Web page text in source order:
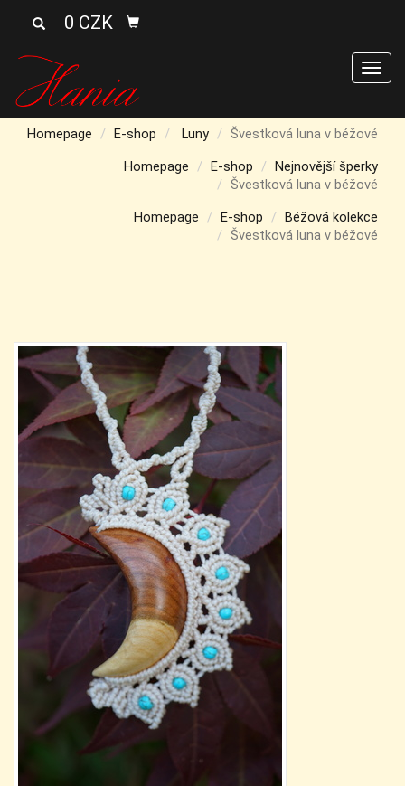
0 CZK
Homepage E-shop Luny
Švestková luna v béžové
Homepage
E-shop
Nejnovější šperky
Švestková luna v béžové
Homepage
E-shop
Béžová kolekce
Švestková luna v béžové